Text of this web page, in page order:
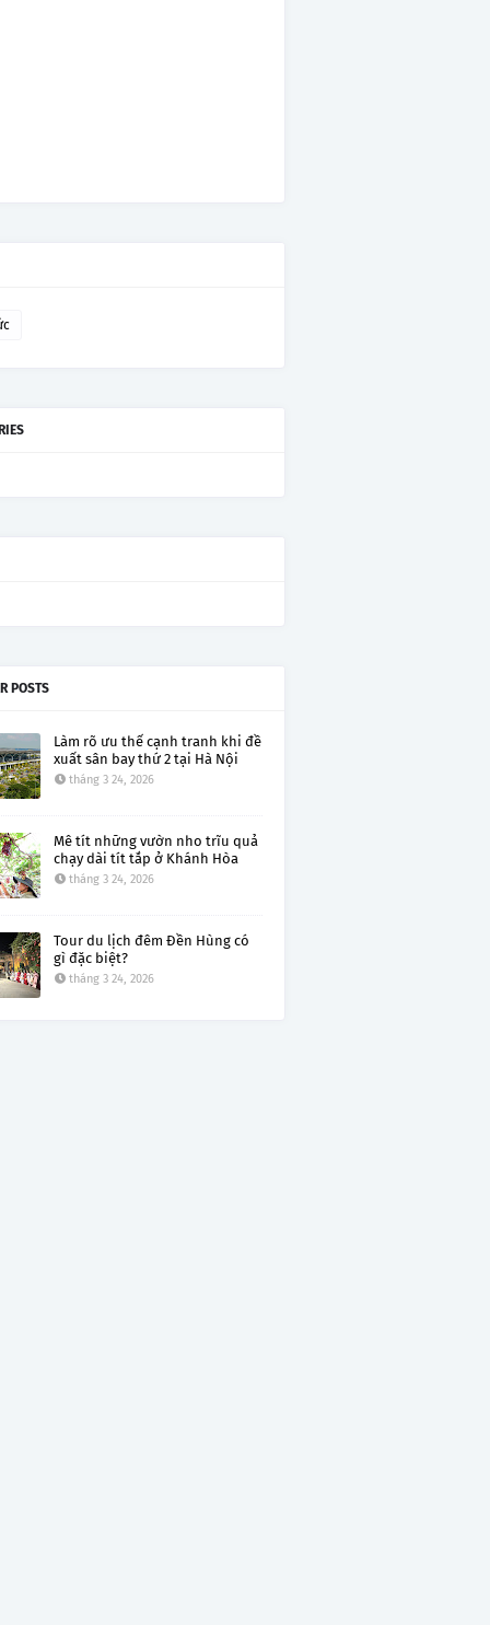
POSTS
Làm rõ ưu thế cạnh tranh khi đề
xuất sân bay thứ 2 tại Hà Nội
tháng 3 24, 2026
Mê tít những vườn nho trĩu quả
chạy dài tít tắp ở Khánh Hòa
tháng 3 24, 2026
Tour du lịch đêm Đền Hùng có
gì đặc biệt?
tháng 3 24, 2026